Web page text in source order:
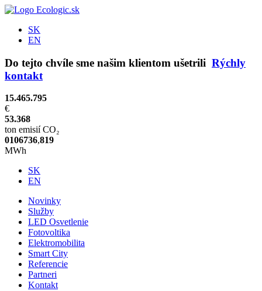
SK
EN
Do tejto chvíle sme našim klientom ušetrili Rýchly
kontakt
15.465.795
€
53.368
ton emisií CO₂
0106736,820
MWh
SK
EN
Novinky
Služby
LED Osvetlenie
Fotovoltika
Elektromobilita
Smart City
Referencie
Partneri
Kontakt